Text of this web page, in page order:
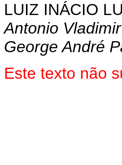
LUIZ INÁCIO
Antonio
George André
Este texto não